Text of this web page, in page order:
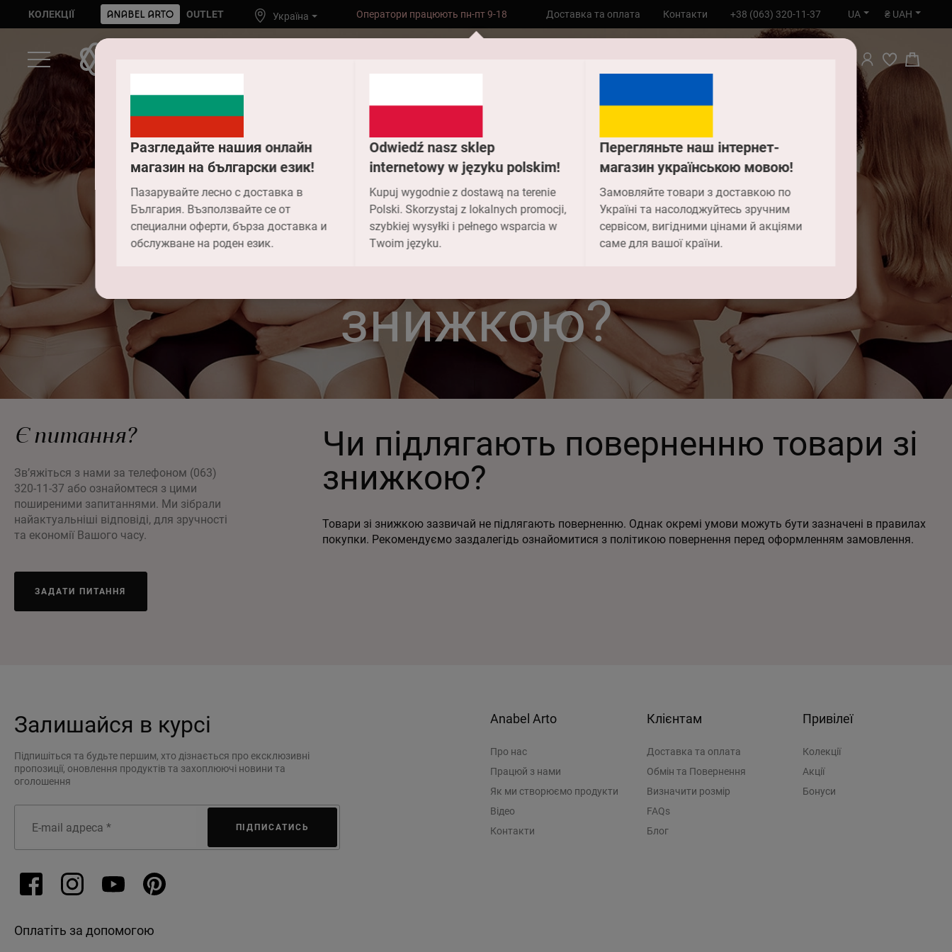
Разгледайте нашия онлайн
магазин на български език!
Пазарувайте лесно с доставка в
България. Възползвайте се от
специални оферти, бърза доставка и
обслужване на роден език.
Odwiedź nasz sklep
internetowy w języku polskim!
Kupuj wygodnie z dostawą na terenie
Polski. Skorzystaj z lokalnych promocji,
szybkiej wysyłki i pełnego wsparcia w
Twoim języku.
Перегляньте наш інтернет-
магазин українською мовою!
Замовляйте товари з доставкою по
Україні та насолоджуйтесь зручним
сервісом, вигідними цінами й акціями
саме для вашої країни.
КОЛЕКЦІЇ OUTLET Україна Оператори працюють пн-пт 9-18
Безкоштовна доставка до складу НП
Доставка та оплата Контакти +38 (063) 320-11-37 UA ₴ UAH
FAQ Чи підлягають поверненню товари зі знижкою?
Чи підлягають
поверненню товари зі
знижкою?
Є питання?
Зв’яжіться з нами за телефоном (063)
320-11-37 або ознайомтеся з цими
поширеними запитаннями. Ми зібрали
найактуальніші відповіді, для зручності
та економії Вашого часу.
ЗАДАТИ ПИТАННЯ
Чи підлягають поверненню товари зі
знижкою?
Товари зі знижкою зазвичай не підлягають поверненню. Однак окремі умови можуть бути зазначені в правилах
покупки. Рекомендуємо заздалегідь ознайомитися з політикою повернення перед оформленням замовлення.
Залишайся в курсі
Підпишіться та будьте першим, хто дізнається про ексклюзивні
пропозиції, оновлення продуктів та захоплюючі новини та
оголошення
ПІДПИСАТИСЬ
Оплатіть за допомогою
Anabel Arto
Про нас
Працюй з нами
Як ми створюємо продукти
Відео
Контакти
Клієнтам
Доставка та оплата
Обмін та Повернення
Визначити розмiр
FAQs
Блог
Привілеї
Колекції
Акції
Бонуси